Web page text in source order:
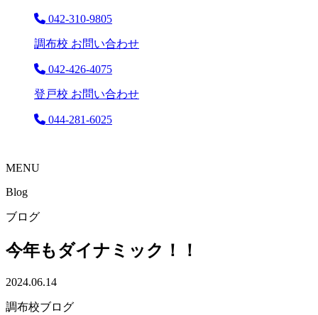
042-310-9805
調布校 お問い合わせ
042-426-4075
登戸校 お問い合わせ
044-281-6025
MENU
Blog
ブログ
今年もダイナミック！！
2024.06.14
調布校ブログ